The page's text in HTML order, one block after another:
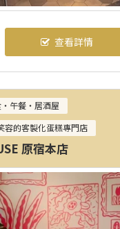
查看詳情
午餐・居酒屋
容的客製化蛋糕專門店
原宿本店